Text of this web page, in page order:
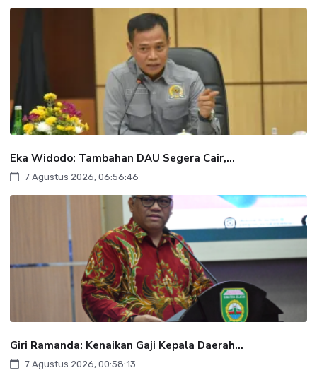
Eka Widodo: Tambahan DAU Segera Cair,...
7 Agustus 2026, 06:56:46
Giri Ramanda: Kenaikan Gaji Kepala Daerah...
7 Agustus 2026, 00:58:13